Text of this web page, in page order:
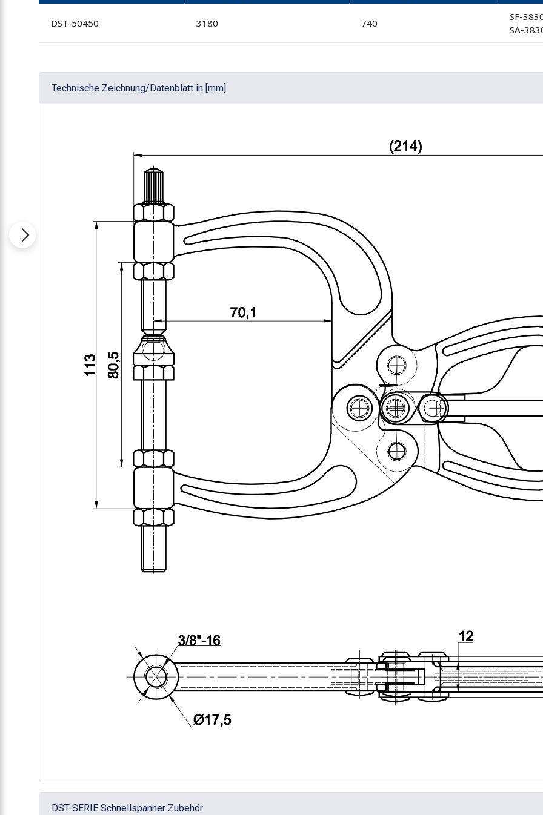
DST-50450 3180 740
SF-
SA-
Technische Zeichnung/Datenblatt in [mm]
DST-SERIE Schnellspanner Zubehör